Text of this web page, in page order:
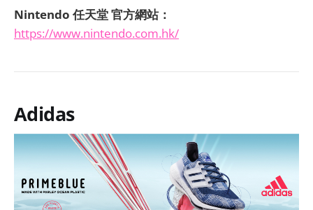
Nintendo 任天堂 官方網站：
https://www.nintendo.com.hk/
Adidas